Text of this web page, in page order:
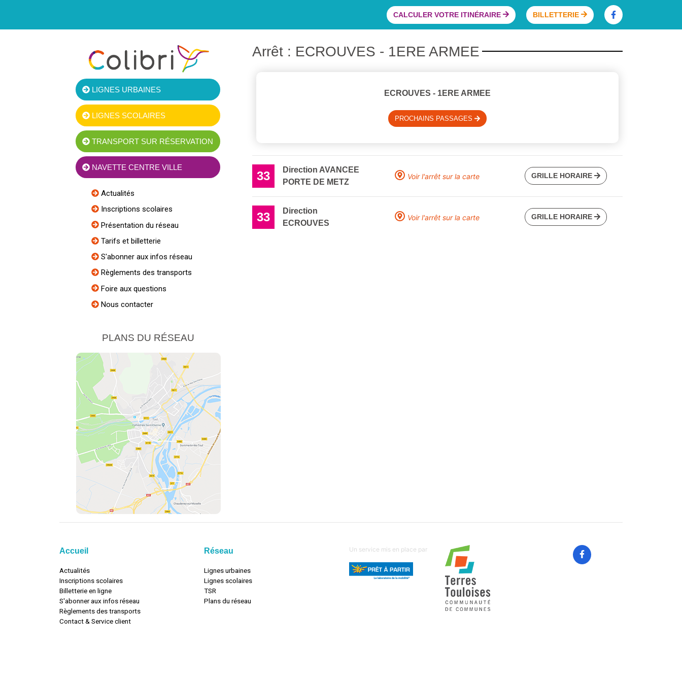
CALCULER VOTRE ITINÉRAIRE BILLETTERIE
LIGNES URBAINES
LIGNES SCOLAIRES
TRANSPORT SUR RÉSERVATION
NAVETTE CENTRE VILLE
Actualités
Inscriptions scolaires
Présentation du réseau
Tarifs et billetterie
S'abonner aux infos réseau
Règlements des transports
Foire aux questions
Nous contacter
PLANS DU RÉSEAU
Arrêt : ECROUVES - 1ERE ARMEE
ECROUVES - 1ERE ARMEE
PROCHAINS PASSAGES
33
Direction AVANCEE
PORTE DE METZ
Voir l'arrêt sur la carte GRILLE HORAIRE
33
Direction
ECROUVES
Voir l'arrêt sur la carte GRILLE HORAIRE
Accueil
Actualités
Inscriptions scolaires
Billetterie en ligne
S'abonner aux infos réseau
Règlements des transports
Contact & Service client
Réseau
Lignes urbaines
Lignes scolaires
TSR
Plans du réseau
Un service mis en place par